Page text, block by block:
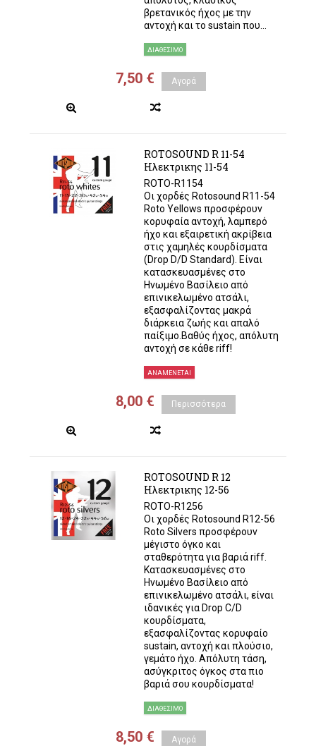
βρετανικός ήχος με την
αντοχή και το sustain που...
ΔΙΑΘΈΣΙΜΟ
7,50 € Αγορά
ROTOSOUND R 11-54
Ηλεκτρικης 11-54
ROTO-R1154
Οι χορδές Rotosound R11-54
Roto Yellows προσφέρουν
κορυφαία αντοχή, λαμπερό
ήχο και εξαιρετική ακρίβεια
στις χαμηλές κουρδίσματα
(Drop D/D Standard). Είναι
κατασκευασμένες στο
Ηνωμένο Βασίλειο από
επινικελωμένο ατσάλι,
εξασφαλίζοντας μακρά
διάρκεια ζωής και απαλό
παίξιμο.Βαθύς ήχος, απόλυτη
αντοχή σε κάθε riff!
ΑΝΑΜΈΝΕΤΑΙ
8,00 € Περισσότερα
ROTOSOUND R 12
Ηλεκτρικης 12-56
ROTO-R1256
Οι χορδές Rotosound R12-56
Roto Silvers προσφέρουν
μέγιστο όγκο και
σταθερότητα για βαριά riff.
Κατασκευασμένες στο
Ηνωμένο Βασίλειο από
επινικελωμένο ατσάλι, είναι
ιδανικές για Drop C/D
κουρδίσματα,
εξασφαλίζοντας κορυφαίο
sustain, αντοχή και πλούσιο,
γεμάτο ήχο. Απόλυτη τάση,
ασύγκριτος όγκος στα πιο
βαριά σου κουρδίσματα!
ΔΙΑΘΈΣΙΜΟ
8,50 € Αγορά